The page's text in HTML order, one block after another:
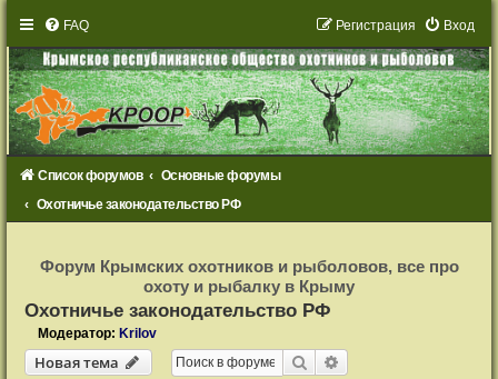
FAQ Вход
Регистрация
Список форумов
Основные форумы
Охотничье законодательство РФ
с
т
ц
и
Форум Крымских охотников и рыболовов, все про
охоту и рыбалку в Крыму
Охотничье законодательство РФ
Модератор: Krilov
Новая тема
Новаятема Поиск